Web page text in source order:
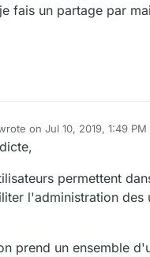
fais un partage par
on Jul 10, 2019, 1:49 PM
edited by smassonnat Jul
permettent
l'administration des
prend un ensemble